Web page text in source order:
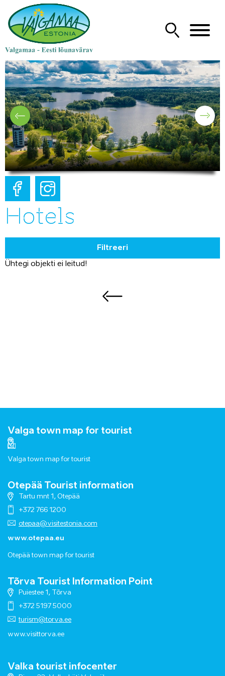
Hotels
Filtreeri
Ühtegi objekti ei leitud!
Valga town map for tourist
Valga town map for tourist
Otepää Tourist information
Tartu mnt 1, Otepää
+372 766 1200
otepaa@visitestonia.com
www.otepaa.eu
Otepää town map for tourist
Tõrva Tourist Information Point
Puiestee 1, Tõrva
+372 5197 5000
turism@torva.ee
www.visittorva.ee
Valka tourist infocenter